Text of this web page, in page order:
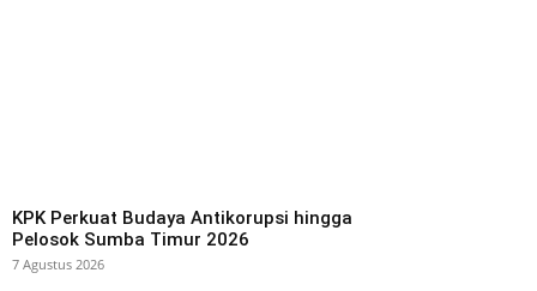
KPK Perkuat Budaya Antikorupsi hingga
Pelosok Sumba Timur 2026
7 Agustus 2026